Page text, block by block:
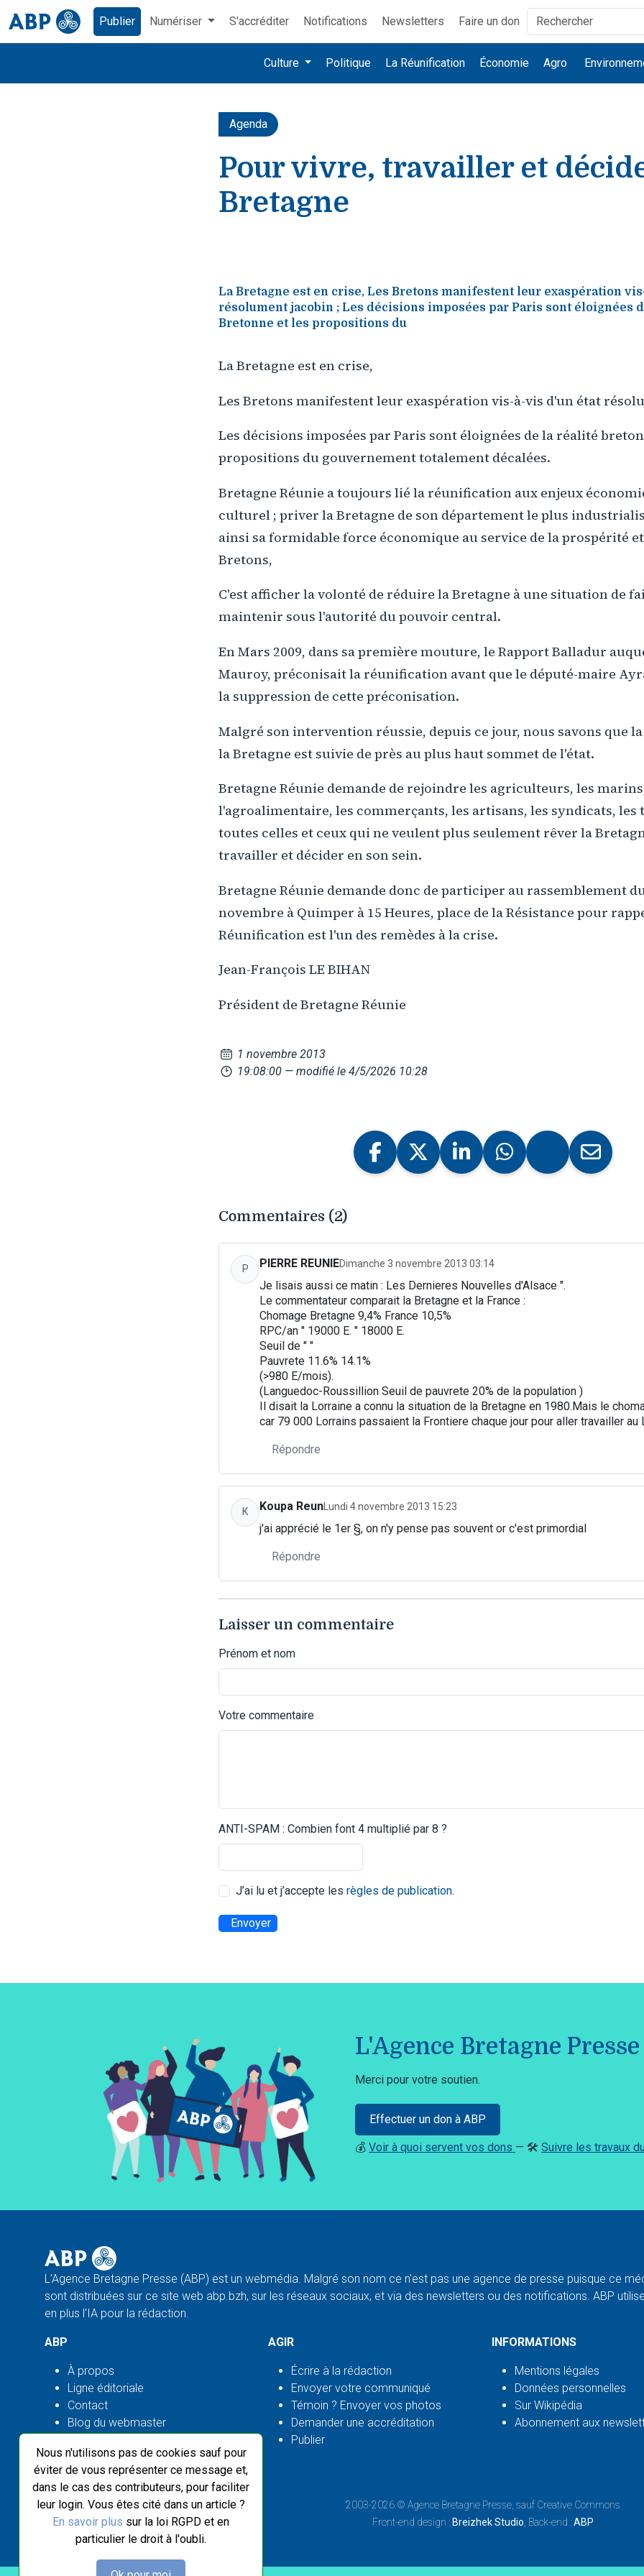
Nous n'utilisons pas de cookies sauf pour
éviter de vous représenter ce message et,
dans le cas des contributeurs, pour faciliter
leur login. Vous êtes cité dans un article ?
En savoir plus sur la loi RGPD et en
particulier le droit à l'oubli.
Publier Numériser S'accréditer Notifications Newsletters Faire un don
Culture Politique La Réunification Économie Agro
Agenda
Pour vivre, travailler et
Bretagne
La Bretagne est en crise, Les Bretons manifestent leur exaspération
résolument jacobin ; Les décisions imposées par Paris sont éloignées
Bretonne et les propositions du
La Bretagne est en crise,
Les Bretons manifestent leur exaspération vis-à-vis d'un état
Les décisions imposées par Paris sont éloignées de la réalité
propositions du gouvernement totalement décalées.
Bretagne Réunie a toujours lié la réunification aux enjeux
culturel ; priver la Bretagne de son département le plus
ainsi sa formidable force économique au service de la prospérité
Bretons,
C'est afficher la volonté de réduire la Bretagne à une situation de
maintenir sous l'autorité du pouvoir central.
En Mars 2009, dans sa première mouture, le Rapport Balladur
Mauroy, préconisait la réunification avant que le député-maire
la suppression de cette préconisation.
Malgré son intervention réussie, depuis ce jour, nous savons que
la Bretagne est suivie de près au plus haut sommet de l'état.
Bretagne Réunie demande de rejoindre les agriculteurs, les
l'agroalimentaire, les commerçants, les artisans, les syndicats,
toutes celles et ceux qui ne veulent plus seulement rêver la
travailler et décider en son sein.
Bretagne Réunie demande donc de participer au rassemblement
novembre à Quimper à 15 Heures, place de la Résistance pour
Réunification est l'un des remèdes à la crise.
Jean-François LE BIHAN
Président de Bretagne Réunie
1 novembre 2013
19:08:00 — modifié le 4/5/2026 10:28
Commentaires (2)
P PIERRE REUNIEDimanche 3 novembre 2013 03:14
Je lisais aussi ce matin : Les Dernieres Nouvelles d'Alsace ".
Le commentateur comparait la Bretagne et la France :
Chomage Bretagne 9,4% France 10,5%
RPC/an " 19000 E. " 18000 E.
Seuil de " "
Pauvrete 11.6% 14.1%
(>980 E/mois).
(Languedoc-Roussillion Seuil de pauvrete 20% de la population )
Il disait la Lorraine a connu la situation de la Bretagne en 1980.Mais le
car 79 000 Lorrains passaient la Frontiere chaque jour pour aller travailler au
Répondre
K Koupa ReunLundi 4 novembre 2013 15:23
j'ai apprécié le 1er §, on n'y pense pas souvent or c'est primordial
Répondre
Laisser un commentaire
Prénom et nom
Votre commentaire
ANTI-SPAM : Combien font 4 multiplié par 8 ?
J’ai lu et j’accepte les règles de publication.
Envoyer
L'Agence Bretagne
Merci pour votre soutien.
Effectuer un don à ABP
💰 Voir à quoi servent vos dons — 🛠️ Suivre les travaux
L'Agence Bretagne Presse (ABP) est un webmédia. Malgré son nom ce n'est pas une agence de presse puisque ce
sont distribuées sur ce site web abp.bzh, sur les réseaux sociaux, et via des newsletters ou des notifications. ABP
en plus l'IA pour la rédaction.
ABP
À propos
Ligne éditoriale
Contact
Blog du webmaster
AGIR
Écrire à la rédaction
Envoyer votre communiqué
Témoin ? Envoyer vos photos
Demander une accréditation
Publier
INFORMATIONS
Mentions légales
Données personnelles
Sur Wikipédia
Abonnement aux
2003-2026 © Agence Bretagne Presse , sauf Creative Commons
Front-end design :Breizhek Studio , Back-end :ABP